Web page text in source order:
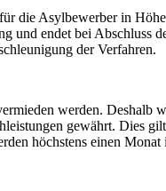
die Asylbewerber in
und endet bei Abschluss
der Verfahren.
werden. Deshalb
gewährt. Dies
höchstens einen Monat